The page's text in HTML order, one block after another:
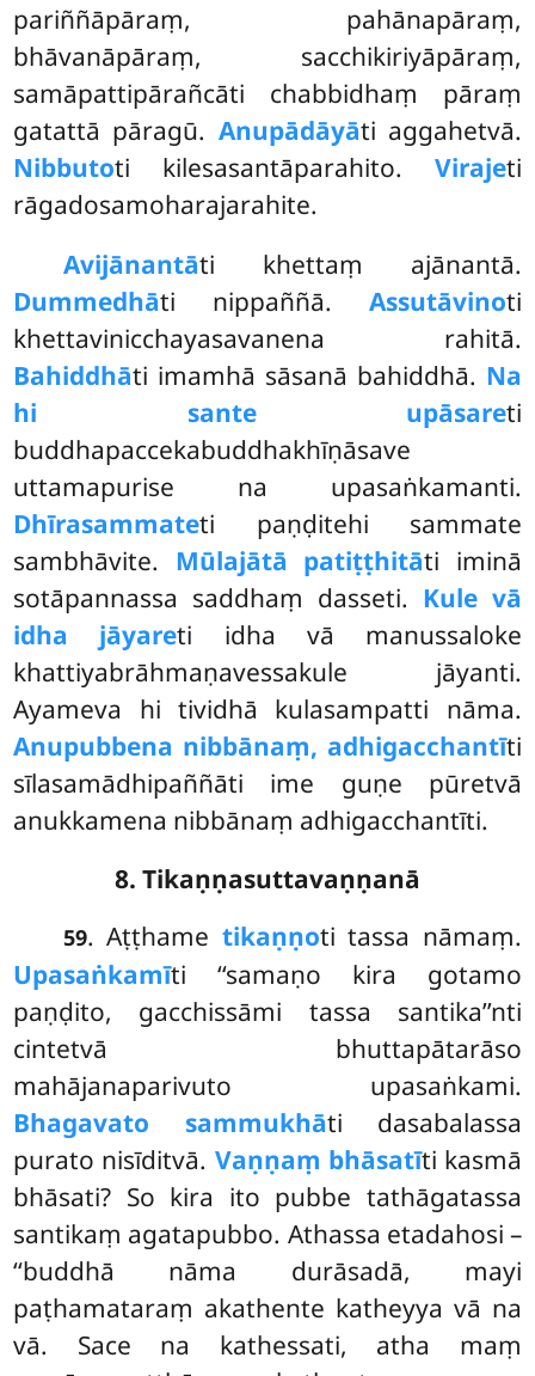
pariññāpāraṃ, pahānapāraṃ,
bhāvanāpāraṃ, sacchikiriyāpāraṃ,
samāpattipārañcāti chabbidhaṃ pāraṃ
gatattā pāragū. Anupādāyāti aggahetvā.
Nibbutoti kilesasantāparahito. Virajeti
rāgadosamoharajarahite.
Avijānantāti khettaṃ ajānantā.
Dummedhāti nippaññā. Assutāvinoti
khettavinicchayasavanena rahitā.
Bahiddhāti imamhā sāsanā bahiddhā. Na
hi sante upāsareti
buddhapaccekabuddhakhīṇāsave
uttamapurise na upasaṅkamanti.
Dhīrasammateti paṇḍitehi sammate
sambhāvite. Mūlajātā patiṭṭhitāti iminā
sotāpannassa saddhaṃ dasseti. Kule vā
idha jāyareti idha vā manussaloke
khattiyabrāhmaṇavessakule jāyanti.
Ayameva hi tividhā kulasampatti nāma.
Anupubbena nibbānaṃ, adhigacchantīti
sīlasamādhipaññāti ime guṇe pūretvā
anukkamena nibbānaṃ adhigacchantīti.
8. Tikaṇṇasuttavaṇṇanā
59. Aṭṭhame tikaṇṇoti tassa nāmaṃ.
Upasaṅkamīti ‘‘samaṇo kira gotamo
paṇḍito, gacchissāmi tassa santika’’nti
cintetvā bhuttapātarāso
mahājanaparivuto upasaṅkami.
Bhagavato sammukhāti dasabalassa
purato nisīditvā. Vaṇṇaṃ bhāsatīti kasmā
bhāsati? So kira ito pubbe tathāgatassa
santikaṃ agatapubbo. Athassa etadahosi –
‘‘buddhā nāma durāsadā, mayi
paṭhamataraṃ akathente katheyya vā na
vā. Sace na kathessati, atha maṃ